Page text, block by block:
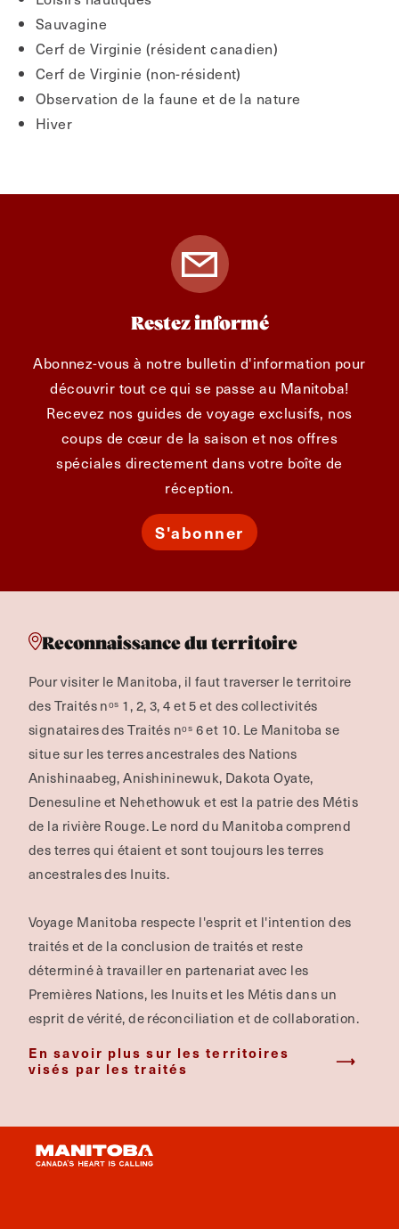
Sauvagine
Cerf de Virginie (résident canadien)
Cerf de Virginie (non-résident)
Observation de la faune et de la nature
Hiver
Restez informé
Abonnez-vous à notre bulletin d'information pour
découvrir tout ce qui se passe au Manitoba!
Recevez nos guides de voyage exclusifs, nos
coups de cœur de la saison et nos offres
spéciales directement dans votre boîte de
réception.
S'abonner
Reconnaissance du territoire
Pour visiter le Manitoba, il faut traverser le territoire
des Traités nᵒˢ 1, 2, 3, 4 et 5 et des collectivités
signataires des Traités nᵒˢ 6 et 10. Le Manitoba se
situe sur les terres ancestrales des Nations
Anishinaabeg, Anishininewuk, Dakota Oyate,
Denesuline et Nehethowuk et est la patrie des Métis
de la rivière Rouge.Le nord du Manitoba comprend
des terres qui étaient et sont toujours les terres
ancestrales des Inuits.
Voyage Manitoba respecte l'esprit et l'intention des
traités et de la conclusion de traités et reste
déterminé à travailler en partenariat avec les
Premières Nations, les Inuits et les Métis dans un
esprit de vérité, de réconciliation et de collaboration.
En savoir plus sur les territoires
visés par les traités